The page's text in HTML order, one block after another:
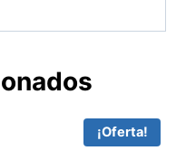
¡Oferta!